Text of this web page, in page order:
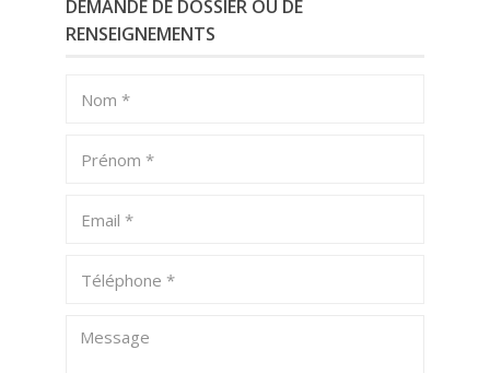
DEMANDE DE DOSSIER OU DE
RENSEIGNEMENTS